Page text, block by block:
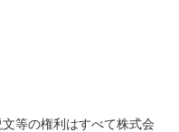
等の権利はすべて株式会